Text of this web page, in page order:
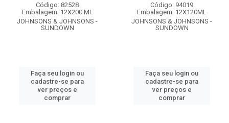
Código: 82528
Embalagem: 12X200 ML
JOHNSONS & JOHNSONS -
SUNDOWN
Faça seu login ou
cadastre-se para
ver preços e
comprar
Código: 94019
Embalagem: 12X120ML
JOHNSONS & JOHNSONS -
SUNDOWN
Faça seu login ou
cadastre-se para
ver preços e
comprar